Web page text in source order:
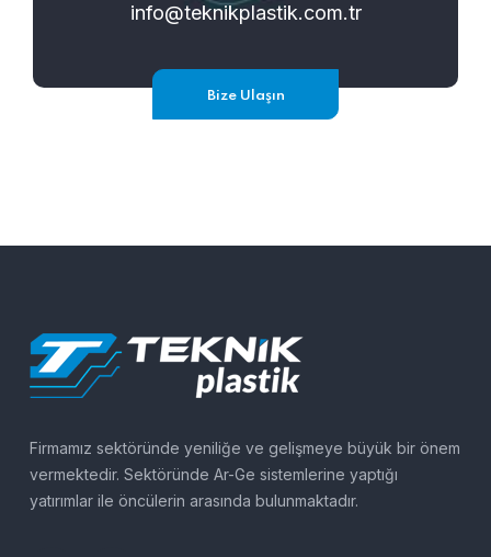
info@teknikplastik.com.tr
Bize Ulaşın
Firmamız sektöründe yeniliğe ve gelişmeye büyük bir önem
vermektedir. Sektöründe Ar-Ge sistemlerine yaptığı
yatırımlar ile öncülerin arasında bulunmaktadır.